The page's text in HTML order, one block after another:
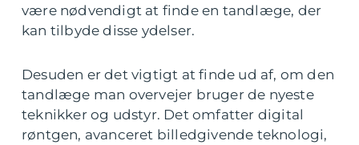
være nødvendigt at finde en tandlæge, der
kan tilbyde disse ydelser.
Desuden er det vigtigt at finde ud af, om den
tandlæge man overvejer bruger de nyeste
teknikker og udstyr. Det omfatter digital
røntgen, avanceret billedgivende teknologi,